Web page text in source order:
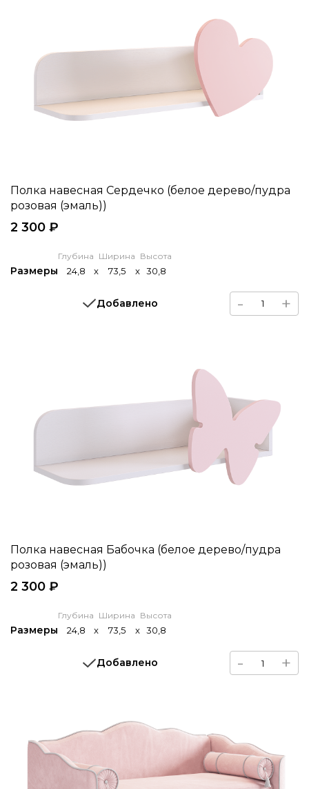
Полка навесная Сердечко (белое дерево/пудра
розовая (эмаль))
2 300 ₽
Размеры
Глубина
24,8 x
Ширина
73,5 x
Высота
30,8
Добавлено - +
Полка навесная Бабочка (белое дерево/пудра
розовая (эмаль))
2 300 ₽
Размеры
Глубина
24,8 x
Ширина
73,5 x
Высота
30,8
Добавлено - +